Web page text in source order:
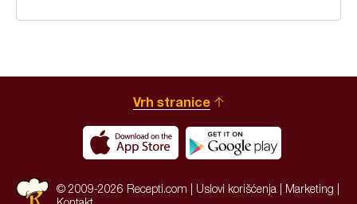
Vrh stranice
© 2009-2026 Recepti.com | Uslovi korišćenja Marketing